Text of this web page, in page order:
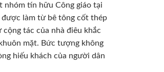
nhóm tín hữu Công giáo tại
được làm từ bê tông cốt thép
tác của nhà điêu khắc
mặt. Bức tượng không
hiếu khách của người dân